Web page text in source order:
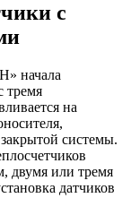
с
начала
тремя
на
системы.
двумя или тремя
датчиков